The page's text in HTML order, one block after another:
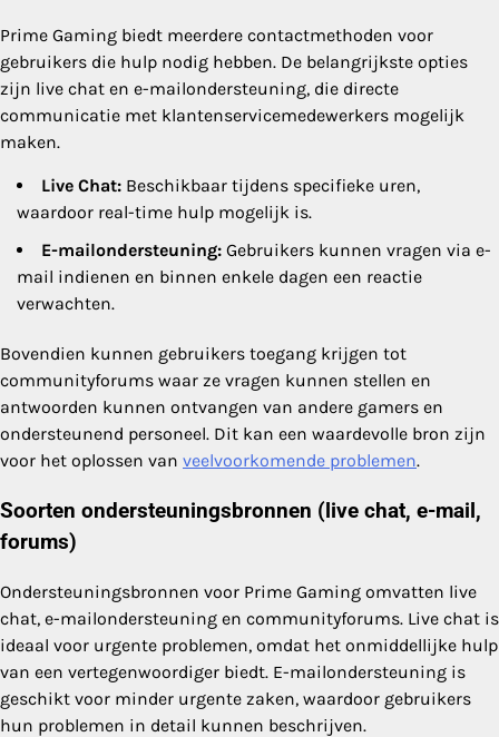
Prime Gaming biedt meerdere contactmethoden voor
gebruikers die hulp nodig hebben. De belangrijkste opties
zijn live chat en e-mailondersteuning, die directe
communicatie met klantenservicemedewerkers mogelijk
maken.
Live Chat: Beschikbaar tijdens specifieke uren,
waardoor real-time hulp mogelijk is.
E-mailondersteuning: Gebruikers kunnen vragen via e-
mail indienen en binnen enkele dagen een reactie
verwachten.
Bovendien kunnen gebruikers toegang krijgen tot
communityforums waar ze vragen kunnen stellen en
antwoorden kunnen ontvangen van andere gamers en
ondersteunend personeel. Dit kan een waardevolle bron zijn
voor het oplossen van veelvoorkomende problemen.
Soorten ondersteuningsbronnen (live chat, e-mail,
forums)
Ondersteuningsbronnen voor Prime Gaming omvatten live
chat, e-mailondersteuning en communityforums. Live chat is
ideaal voor urgente problemen, omdat het onmiddellijke hulp
van een vertegenwoordiger biedt. E-mailondersteuning is
geschikt voor minder urgente zaken, waardoor gebruikers
hun problemen in detail kunnen beschrijven.